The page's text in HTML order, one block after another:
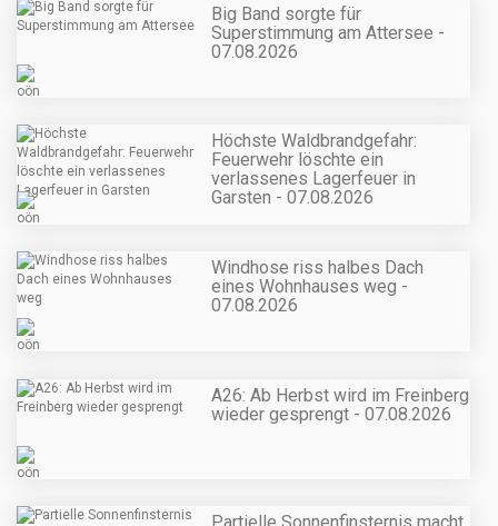
Big Band sorgte für
Superstimmung am Attersee -
07.08.2026
Höchste Waldbrandgefahr:
Feuerwehr löschte ein
verlassenes Lagerfeuer in
Garsten - 07.08.2026
Windhose riss halbes Dach
eines Wohnhauses weg -
07.08.2026
A26: Ab Herbst wird im Freinberg
wieder gesprengt - 07.08.2026